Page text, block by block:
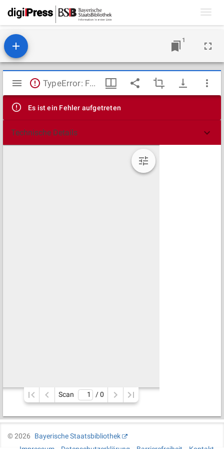
1
Mirador
Viewer
TypeError: Failed to fetch
Es ist ein Fehler aufgetreten
Technische Details
Scan / 0
©2026
Bayerische Staatsbibliothek